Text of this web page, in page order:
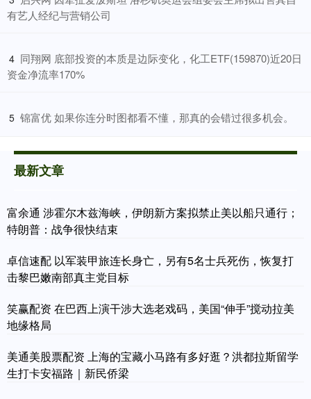
有艺人经纪与营销公司
4 ​同翔网 底部投资的本质是边际变化，化工ETF(159870)近20日
资金净流率170%
5 ​锦富优 如果你连分时图都看不懂，那真的会错过很多机会。
最新文章
富余通 涉霍尔木兹海峡，伊朗新方案拟禁止美以船只通行；
特朗普：战争很快结束
卓信速配 以军装甲旅连长身亡，另有5名士兵死伤，恢复打
击黎巴嫩南部真主党目标
笑赢配资 在巴西上演干涉大选老戏码，美国“伸手”搅动拉美
地缘格局
美通美股票配资 上海的宝藏小马路有多好逛？洪都拉斯留学
生打卡安福路｜新民侨梁